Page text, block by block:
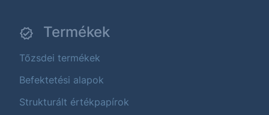
Termékek
Tőzsdei termékek
Befektetési alapok
Strukturált értékpapírok